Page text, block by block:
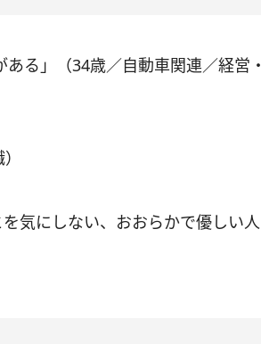
る」（34歳／自動車関連／経営・
気にしない、おおらかで優しい人